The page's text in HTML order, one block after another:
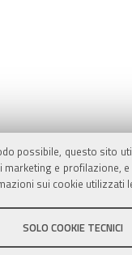
possibile, questo sito
e
sui cookie utilizzati
SOLO COOKIE TECNICI